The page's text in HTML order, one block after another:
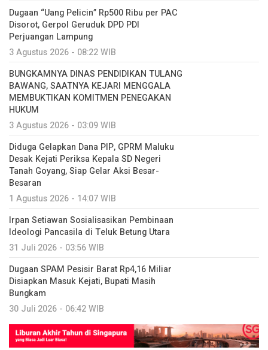
Dugaan “Uang Pelicin” Rp500 Ribu per PAC
Disorot, Gerpol Geruduk DPD PDI
Perjuangan Lampung
3 Agustus 2026 - 08:22 WIB
BUNGKAMNYA DINAS PENDIDIKAN TULANG
BAWANG, SAATNYA KEJARI MENGGALA
MEMBUKTIKAN KOMITMEN PENEGAKAN
HUKUM
3 Agustus 2026 - 03:09 WIB
Diduga Gelapkan Dana PIP, GPRM Maluku
Desak Kejati Periksa Kepala SD Negeri
Tanah Goyang, Siap Gelar Aksi Besar-
Besaran
1 Agustus 2026 - 14:07 WIB
Irpan Setiawan Sosialisasikan Pembinaan
Ideologi Pancasila di Teluk Betung Utara
31 Juli 2026 - 03:56 WIB
Dugaan SPAM Pesisir Barat Rp4,16 Miliar
Disiapkan Masuk Kejati, Bupati Masih
Bungkam
30 Juli 2026 - 06:42 WIB